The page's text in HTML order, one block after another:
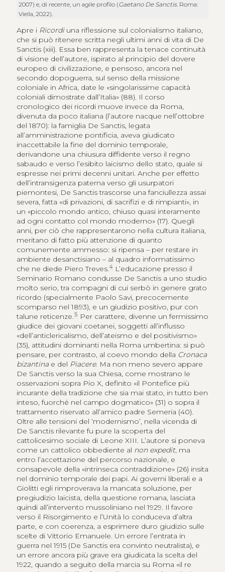
2007) e, di recente, un agile profilo (Gaetano De Sanctis. Roma:
Viella, 2022).
Apre i Ricordiuna riflessione sul colonialismo italiano,
che si può ritenere scritta negli ultimi anni di vita di De
Sanctis (xiii). Essa ben rappresenta la tenace continuità
di visione dell’autore, ispirato al principio del dovere
europeo di civilizzazione, e pensoso, ancora nel
secondo dopoguerra, sul senso della missione
coloniale in Africa, date le «singolarissime capacità
coloniali dimostrate dall’Italia» (88). Il corso
cronologico dei ricordi muove invece da Roma,
divenuta da poco italiana (l’autore nacque nell’ottobre
del 1870): la famiglia De Sanctis, legata
all’amministrazione pontificia, aveva giudicato
inaccettabile la fine del dominio temporale,
derivandone una chiusura diffidente verso il regno
sabaudo e verso l’esibito laicismo dello stato, quale si
espresse nei primi decenni unitari. Anche per effetto
dell’intransigenza paterna verso gli usurpatori
piemontesi, De Sanctis trascorse una fanciullezza assai
severa, fatta «di privazioni, di sacrifizi e di rimpianti», in
un «piccolo mondo antico, chiuso quasi interamente
ad ogni contatto col mondo moderno» (17). Quegli
anni, per ciò che rappresentarono nella cultura italiana,
meritano di fatto più attenzione di quanto
comunemente ammesso: si ripensa – per restare in
ambiente desanctisiano – al quadro informatissimo
che ne diede Piero Treves.4L’educazione presso il
Seminario Romano condusse De Sanctis a uno studio
molto serio, tra compagni di cui serbò in genere grato
ricordo (specialmente Paolo Savi, precocemente
scomparso nel 1893), e un giudizio positivo, pur con
talune reticenze.5 Per carattere, divenne un fermissimo
giudice dei giovani coetanei, soggetti all’influsso
«dell’anticlericalismo, dell’ateismo e del positivismo»
(35), attitudini dominanti nella Roma umbertina: si può
pensare, per contrasto, al coevo mondo della Cronaca
bizantinae del Piacere. Ma non meno severo appare
De Sanctis verso la sua Chiesa, come mostrano le
osservazioni sopra Pio X, definito «il Pontefice più
incurante della tradizione che sia mai stato, in tutto ben
inteso, fuorché nel campo dogmatico» (31) o sopra il
trattamento riservato all’amico padre Semeria (40).
Oltre alle tensioni del ‘modernismo’, nella vicenda di
De Sanctis rilevante fu pure la scoperta del
cattolicesimo sociale di Leone XIII. L’autore si poneva
come un cattolico obbediente al non expedit, ma
entro l’accettazione del percorso nazionale, e
consapevole della «intrinseca contraddizione» (26) insita
nel dominio temporale dei papi. Ai governi liberali e a
Giolitti egli rimproverava la mancata soluzione, per
pregiudizio laicista, della questione romana, lasciata
quindi all’intervento mussoliniano nel 1929. Il favore
verso il Risorgimento e l’Unità lo conduceva d’altra
parte, e con coerenza, a esprimere duro giudizio sulle
scelte di Vittorio Emanuele. Un errore l’entrata in
guerra nel 1915 (De Sanctis era convinto neutralista), e
un errore ancora più grave era giudicata la scelta del
1922, quando a seguito della marcia su Roma «il re